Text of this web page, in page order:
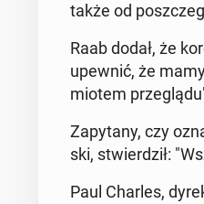
także od
Raab dodał, że
upewnić, że
mio­tem
Za­py­ta­ny, czy
ski, stwier­dził:
Paul Charles,